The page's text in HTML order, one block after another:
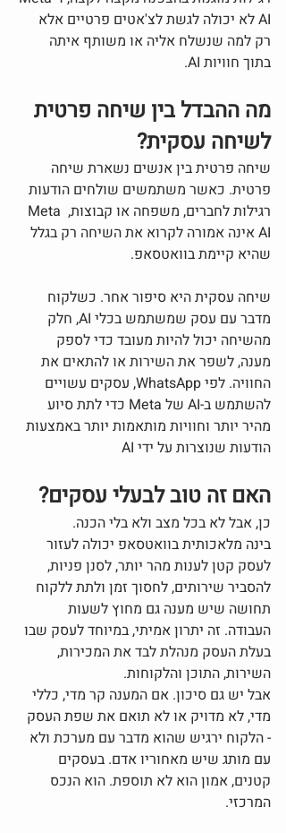
AI לא יכולה לגשת לצ'אטים פרטיים אלא
רק למה שנשלח אליה או משותף איתה
בתוך חוויות AI.
מה ההבדל בין שיחה פרטית
לשיחה עסקית?
שיחה פרטית בין אנשים נשארת שיחה
פרטית. כאשר משתמשים שולחים הודעות
רגילות לחברים, משפחה או קבוצות, Meta
AI אינה אמורה לקרוא את השיחה רק בגלל
שהיא קיימת בוואטסאפ.
שיחה עסקית היא סיפור אחר. כשלקוח
מדבר עם עסק שמשתמש בכלי AI, חלק
מהשיחה יכול להיות מעובד כדי לספק
מענה, לשפר את השירות או להתאים את
החוויה. לפי WhatsApp, עסקים עשויים
להשתמש ב-AI של Meta כדי לתת סיוע
מהיר יותר וחוויות מותאמות יותר באמצעות
הודעות שנוצרות על ידי AI
האם זה טוב לבעלי עסקים?
כן, אבל לא בכל מצב ולא בלי הכנה.
בינה מלאכותית בוואטסאפ יכולה לעזור
לעסק קטן לענות מהר יותר, לסנן פניות,
להסביר שירותים, לחסוך זמן ולתת ללקוח
תחושה שיש מענה גם מחוץ לשעות
העבודה. זה יתרון אמיתי, במיוחד לעסק שבו
בעלת העסק מנהלת לבד את המכירות,
השירות, התוכן והלקוחות.
אבל יש גם סיכון. אם המענה קר מדי, כללי
מדי, לא מדויק או לא תואם את שפת העסק
- הלקוח ירגיש שהוא מדבר עם מערכת ולא
עם מותג שיש מאחוריו אדם. בעסקים
קטנים, אמון הוא לא תוספת. הוא הנכס
המרכזי.